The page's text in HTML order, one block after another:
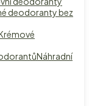
deodoranty bez
Náhradní